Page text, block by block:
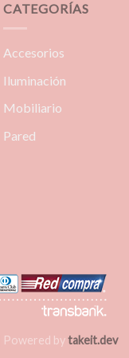
CATEGORÍAS
Accesorios
Iluminación
Mobiliario
Pared
| Powered bytakeit.dev